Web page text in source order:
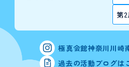
第
極真会館神奈川川
過去の活動ブログは